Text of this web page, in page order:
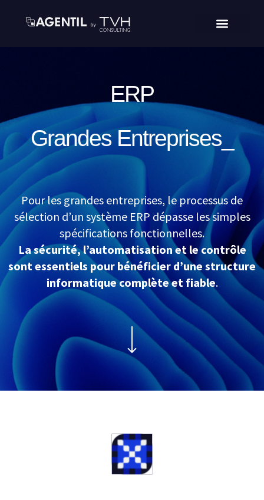
ERP
Grandes Entreprises_
Pour les grandes entreprises, le processus de
sélection d’un système ERP dépasse les simples
spécifications fonctionnelles.
La sécurité, l’automatisation et le contrôle
sont essentiels pour bénéficier d’une structure
informatique complète et fiable.